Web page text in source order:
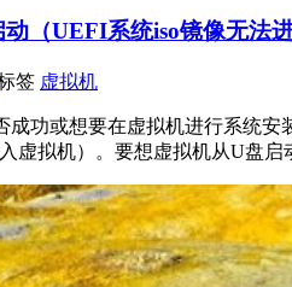
（UEFI系统iso镜像无法进
签 虚拟机
成功或想要在虚拟机进行系统
虚拟机）。要想虚拟机从U盘